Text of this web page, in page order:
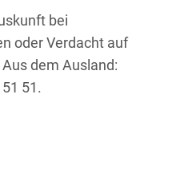
bei
oder Verdacht auf
dem Ausland:
51.